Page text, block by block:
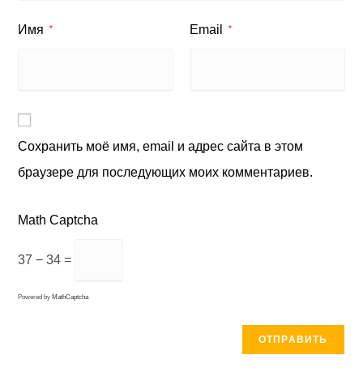
Имя * Email *
Сохранить моё имя, email и адрес сайта в этом
браузере для последующих моих комментариев.
Math Captcha
37 − 34 =
Powered by MathCaptcha